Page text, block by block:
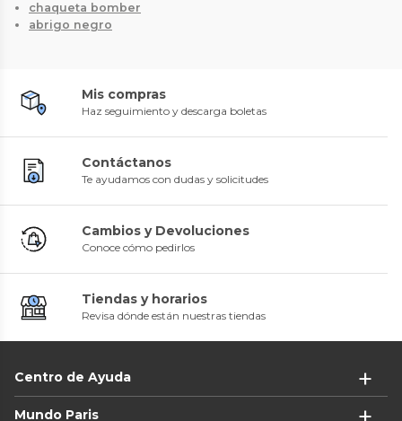
chaqueta bomber
abrigo negro
Mis compras
Haz seguimiento y descarga boletas
Contáctanos
Te ayudamos con dudas y solicitudes
Cambios y Devoluciones
Conoce cómo pedirlos
Tiendas y horarios
Revisa dónde están nuestras tiendas
Centro de Ayuda
Mundo Paris